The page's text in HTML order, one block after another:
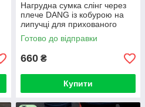
Нагрудна сумка слінг через
плече DANG із кобурою на
липучці для прихованого
носіння зброї сумка-кобура
чорна
Готово до відправки
660 ₴
Купити